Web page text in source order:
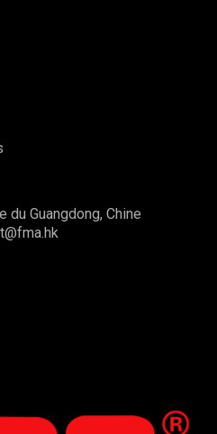
du Guangdong, Chine